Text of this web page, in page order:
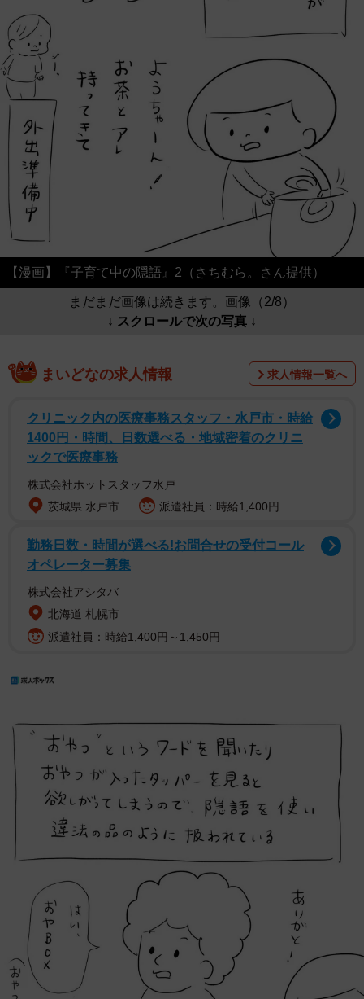
【漫画】『子育て中の隠語』2（さちむら。さん提供）
まだまだ画像は続きます。画像（2/8）
↓ スクロールで次の写真 ↓
まいどなの求人情報 求人情報一覧へ
クリニック内の医療事務スタッフ・水戸市・時給
1400円・時間、日数選べる・地域密着のクリニ
ックで医療事務
株式会社ホットスタッフ水戸
茨城県 水戸市
派遣社員：時給1,400円
勤務日数・時間が選べる!お問合せの受付コール
オペレーター募集
株式会社アシタバ
北海道 札幌市
派遣社員：時給1,400円～1,450円